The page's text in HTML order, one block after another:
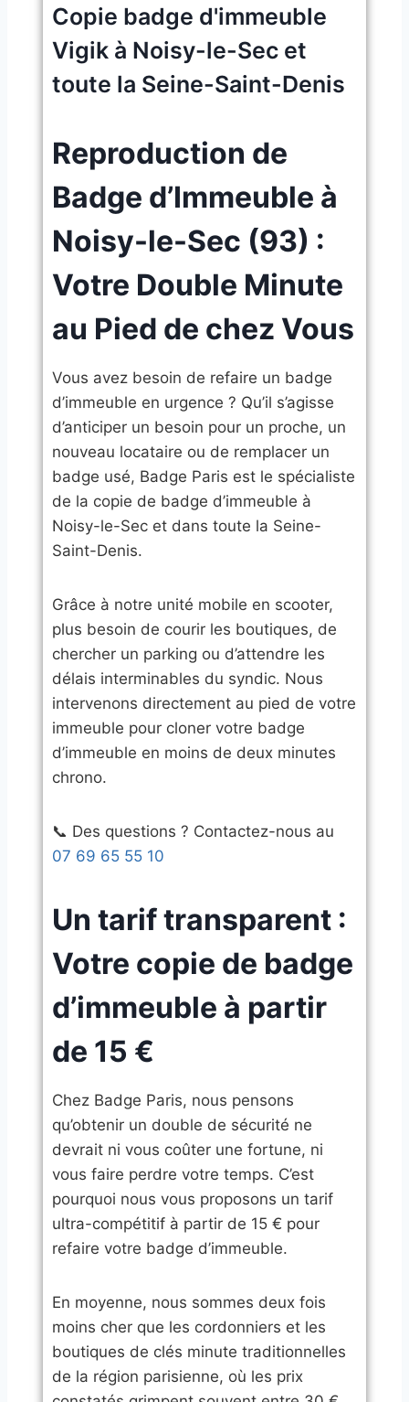
Copie badge d'immeuble
Vigik à Noisy-le-Sec et
toute la Seine-Saint-Denis
Reproduction de
Badge d’Immeuble à
Noisy-le-Sec (93) :
Votre Double Minute
au Pied de chez Vous
​Vous avez besoin de refaire un badge
d’immeuble en urgence ? Qu’il s’agisse
d’anticiper un besoin pour un proche, un
nouveau locataire ou de remplacer un
badge usé, Badge Paris est le spécialiste
de la copie de badge d’immeuble à
Noisy-le-Sec et dans toute la Seine-
Saint-Denis.
​Grâce à notre unité mobile en scooter,
plus besoin de courir les boutiques, de
chercher un parking ou d’attendre les
délais interminables du syndic. Nous
intervenons directement au pied de votre
immeuble pour cloner votre badge
d’immeuble en moins de deux minutes
chrono.
​📞 Des questions ? Contactez-nous au
07 69 65 55 10
​Un tarif transparent :
Votre copie de badge
d’immeuble à partir
de 15 €
​Chez Badge Paris, nous pensons
qu’obtenir un double de sécurité ne
devrait ni vous coûter une fortune, ni
vous faire perdre votre temps. C’est
pourquoi nous vous proposons un tarif
ultra-compétitif à partir de 15 € pour
refaire votre badge d’immeuble.
​En moyenne, nous sommes deux fois
moins cher que les cordonniers et les
boutiques de clés minute traditionnelles
de la région parisienne, où les prix